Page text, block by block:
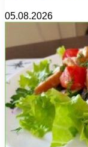
05.08.2026